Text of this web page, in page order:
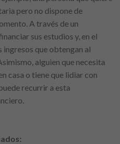
pero no dispone de
A través de un
sus estudios y, en el
que obtengan al
alguien que necesita
casa o tiene que lidiar con
recurrir a esta